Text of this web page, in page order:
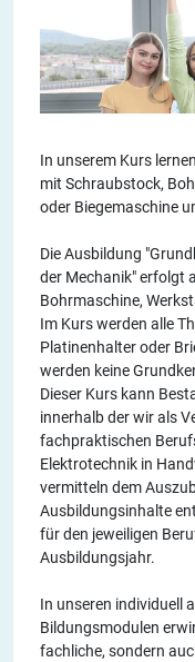
In unserem Kurs
mit Schraubstock,
oder Biegemaschine
Die Ausbildung
der Mechanik" erfolgt
Bohrmaschine,
Im Kurs werden alle
Platinenhalter oder
werden keine
Dieser Kurs kann
innerhalb der wir als
fachpraktischen
Elektrotechnik in
vermitteln dem
Ausbildungsinhalte
für den jeweiligen
Ausbildungsjahr.
In unseren individuell
Bildungsmodulen
fachliche, sondern